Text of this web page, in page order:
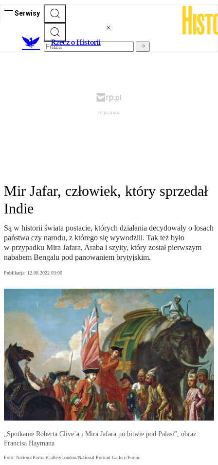
Serwisy
Rzecz o Historii
Mir Jafar, człowiek, który sprzedał
Indie
Są w historii świata postacie, których działania decydowały o losach
państwa czy narodu, z którego się wywodzili. Tak też było
w przypadku Mira Jafara, Araba i szyity, który został pierwszym
nababem Bengalu pod panowaniem brytyjskim.
Publikacja: 12.08.2022 03:00
„Spotkanie Roberta Clive’a i Mira Jafara po bitwie pod Palasi”, obraz
Francisa Haymana
Foto: NationalPortraitGalleryLondon/National Portrait Gallery/Forum